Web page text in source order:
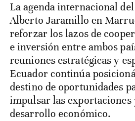
La agenda internacional del ministro Luis
Alberto Jaramillo en
reforzar los lazos de
e inversión entre ambos
reuniones estratégicas y
Ecuador continúa
destino de oportunidades
impulsar las
desarrollo económico.